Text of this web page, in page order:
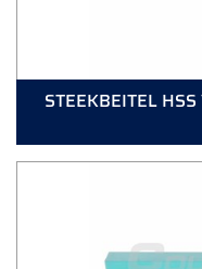
STEEKBEITEL